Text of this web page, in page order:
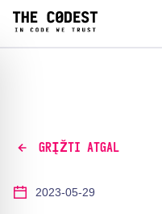
GRĮŽTI ATGAL
2023-05-29